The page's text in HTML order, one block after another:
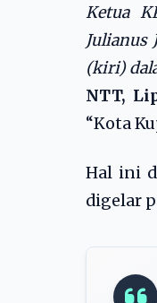
Ketua
Julianus
(kiri)
NTT,
“Kota
Hal ini
digelar